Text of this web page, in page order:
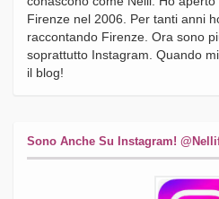
Firenze nel 2006. Per tanti anni
raccontando Firenze. Ora sono
soprattutto Instagram. Quando
il blog!
Sono Anche Su Instagram!